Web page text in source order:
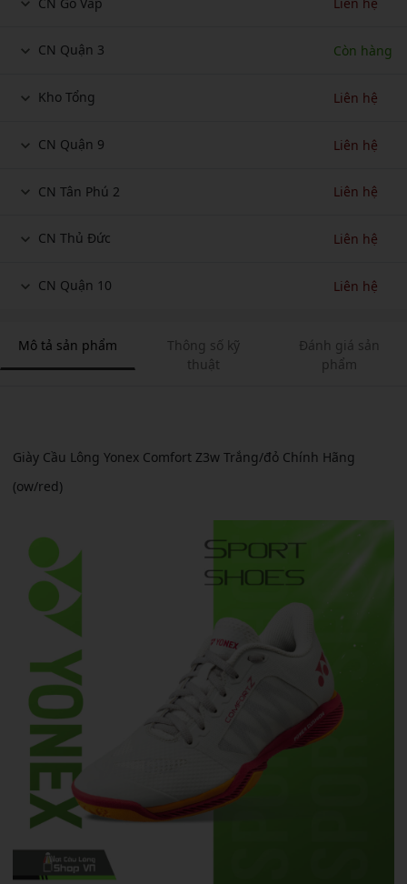
Liên hệ
CN Quận 3 Còn hàng
Kho Tổng Liên hệ
CN Quận 9 Liên hệ
CN Tân Phú 2 Liên hệ
CN Thủ Đức Liên hệ
CN Quận 10 Liên hệ
Mô tả sản phẩm
Thông số kỹ
thuật
Đánh giá sản
phẩm
Giày Cầu Lông Yonex Comfort Z3w Trắng/đỏ Chính Hãng
(ow/red)